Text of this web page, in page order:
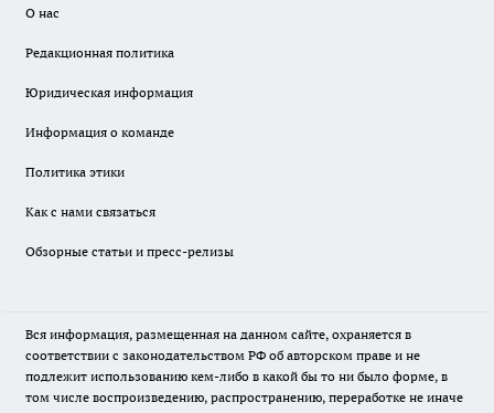
О нас
Редакционная политика
Юридическая информация
Информация о команде
Политика этики
Как с нами связаться
Обзорные статьи и пресс-релизы
Вся информация, размещенная на данном сайте, охраняется в
соответствии с законодательством РФ об авторском праве и не
подлежит использованию кем-либо в какой бы то ни было форме, в
том числе воспроизведению, распространению, переработке не иначе